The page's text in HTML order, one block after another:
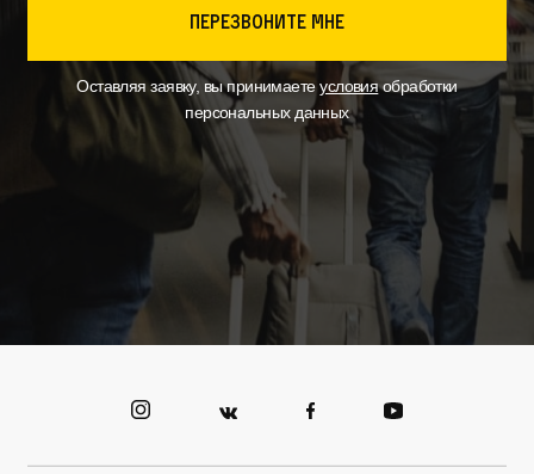
перезвоните мне
Оставляя заявку, вы принимаетеусловияобработки
персональных данных